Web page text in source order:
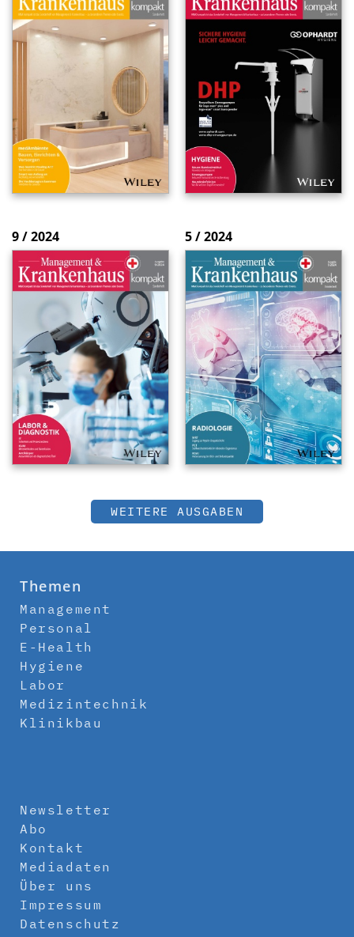
9 / 2024 5 / 2024
WEITERE AUSGABEN
Themen
Management
Personal
E-Health
Hygiene
Labor
Medizintechnik
Klinikbau
Newsletter
Abo
Kontakt
Mediadaten
Über uns
Impressum
Datenschutz